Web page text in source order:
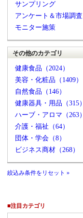
サンプリング
アンケート＆市場調査
モニター施策
その他のカテゴリ
健康食品（2024）
美容・化粧品（1409）
自然食品（146）
健康器具・用品（315）
ハーブ・アロマ（263）
介護・福祉（64）
団体・学会（8）
ビジネス商材（268）
絞込み条件をリセット »
■注目カテゴリ